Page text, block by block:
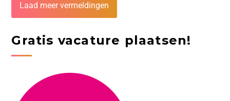
Laad meer vermeldingen
Gratis vacature plaatsen!